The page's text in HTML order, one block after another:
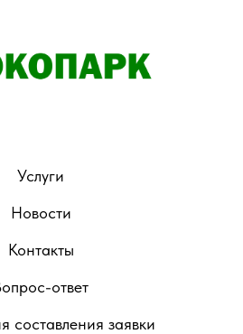
Услуги
Новости
Контакты
ответ
составления заявки